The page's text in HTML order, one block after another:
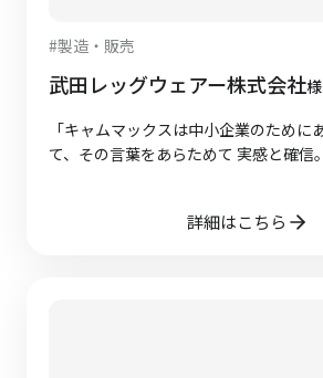
#製造・販売
武田レッグウェアー株式会社様
「キャムマックスは中小企業のために
て、その言葉をあらためて 実感と確信。
詳細はこちら